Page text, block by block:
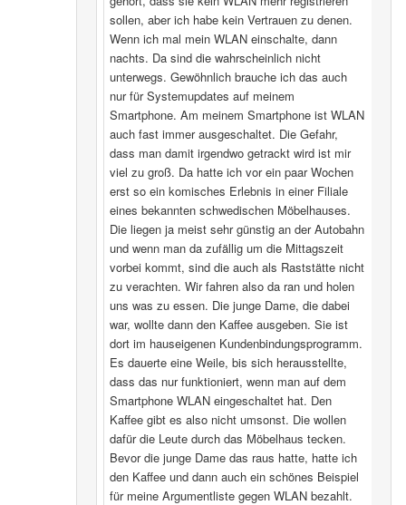
sollen, aber ich habe kein Vertrauen zu denen.
Wenn ich mal mein WLAN einschalte, dann
nachts. Da sind die wahrscheinlich nicht
unterwegs. Gewöhnlich brauche ich das auch
nur für Systemupdates auf meinem
Smartphone. Am meinem Smartphone ist WLAN
auch fast immer ausgeschaltet. Die Gefahr,
dass man damit irgendwo getrackt wird ist mir
viel zu groß. Da hatte ich vor ein paar Wochen
erst so ein komisches Erlebnis in einer Filiale
eines bekannten schwedischen Möbelhauses.
Die liegen ja meist sehr günstig an der Autobahn
und wenn man da zufällig um die Mittagszeit
vorbei kommt, sind die auch als Raststätte nicht
zu verachten. Wir fahren also da ran und holen
uns was zu essen. Die junge Dame, die dabei
war, wollte dann den Kaffee ausgeben. Sie ist
dort im hauseigenen Kundenbindungsprogramm.
Es dauerte eine Weile, bis sich herausstellte,
dass das nur funktioniert, wenn man auf dem
Smartphone WLAN eingeschaltet hat. Den
Kaffee gibt es also nicht umsonst. Die wollen
dafür die Leute durch das Möbelhaus tecken.
Bevor die junge Dame das raus hatte, hatte ich
den Kaffee und dann auch ein schönes Beispiel
für meine Argumentliste gegen WLAN bezahlt.